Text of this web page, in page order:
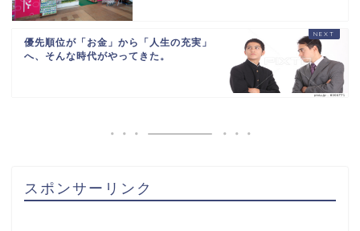
優先順位が「お金」から「人生の充実」
へ、そんな時代がやってきた。
スポンサーリンク